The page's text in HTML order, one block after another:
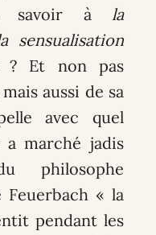
savoir àla
sensualisation
Et non pas
aussi de sa
avec quel
a marché jadis
philosophe
Feuerbach « la
pendant les